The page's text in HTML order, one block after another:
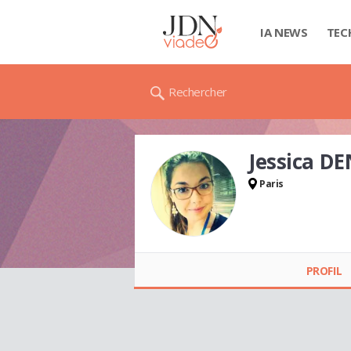
IA NEWS
Rechercher
Jessica
Paris
PROFIL